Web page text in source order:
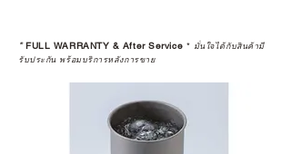
*FULL WARRANTY & After Service * มั่นใจได้กับสินค้ามี
รับประกัน พร้อมบริการหลังการขาย